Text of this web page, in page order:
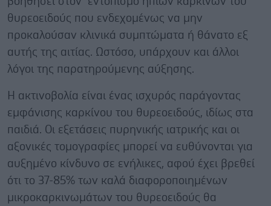
θυρεοειδούς που ενδεχομένως να μην
προκαλούσαν κλινικά συμπτώματα ή θάνατο εξ
αυτής της αιτίας. Ωστόσο, υπάρχουν και άλλοι
λόγοι της παρατηρούμενης αύξησης.
Η ακτινοβολία είναι ένας ισχυρός παράγοντας
εμφάνισης καρκίνου του θυρεοειδούς, ιδίως στα
παιδιά. Οι εξετάσεις πυρηνικής ιατρικής και οι
αξονικές τομογραφίες μπορεί να ευθύνονται για
αυξημένο κίνδυνο σε ενήλικες, αφού έχει βρεθεί
ότι το 37-85% των καλά διαφοροποιημένων
μικροκαρκινωμάτων του θυρεοειδούς θα